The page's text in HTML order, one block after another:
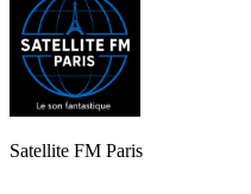
Satellite FM Paris